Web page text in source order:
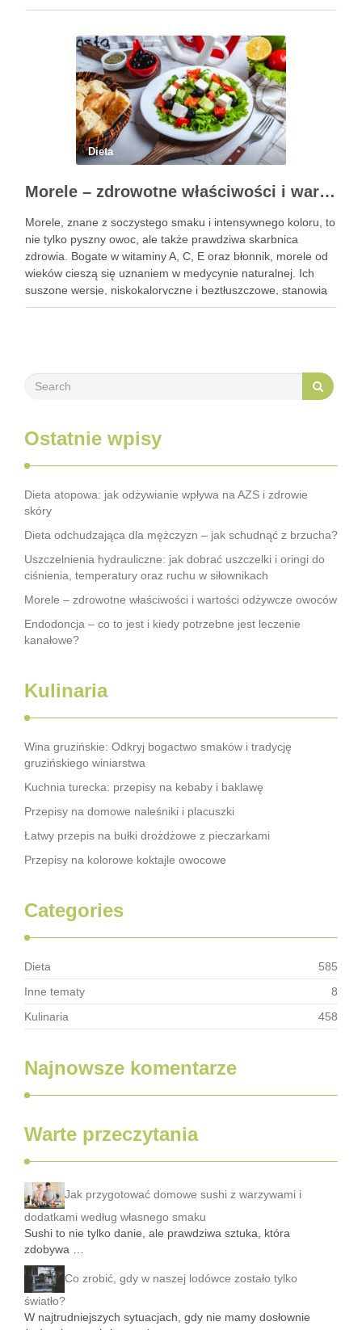
pokazują, że obwód pasa przekraczający 102 cm jest
Dieta
Morele – zdrowotne właściwości i wartości odżywcze owoców
Morele, znane z soczystego smaku i intensywnego koloru, to
nie tylko pyszny owoc, ale także prawdziwa skarbnica
zdrowia. Bogate w witaminy A, C, E oraz błonnik, morele od
wieków cieszą się uznaniem w medycynie naturalnej. Ich
suszone wersje, niskokaloryczne i beztłuszczowe, stanowią
doskonałą przekąskę, która może wspierać walkę z
Ostatnie wpisy
Dieta atopowa: jak odżywianie wpływa na AZS i zdrowie
skóry
Dieta odchudzająca dla mężczyzn – jak schudnąć z brzucha?
Uszczelnienia hydrauliczne: jak dobrać uszczelki i oringi do
ciśnienia, temperatury oraz ruchu w siłownikach
Morele – zdrowotne właściwości i wartości odżywcze owoców
Endodoncja – co to jest i kiedy potrzebne jest leczenie
kanałowe?
Kulinaria
Wina gruzińskie: Odkryj bogactwo smaków i tradycję
gruzińskiego winiarstwa
Kuchnia turecka: przepisy na kebaby i baklawę
Przepisy na domowe naleśniki i placuszki
Łatwy przepis na bułki drożdżowe z pieczarkami
Przepisy na kolorowe koktajle owocowe
Categories
Dieta
585
Inne tematy
8
Kulinaria
458
Najnowsze komentarze
Warte przeczytania
Jak przygotować domowe sushi z warzywami i
dodatkami według własnego smaku
Sushi to nie tylko danie, ale prawdziwa sztuka, która
zdobywa …
Co zrobić, gdy w naszej lodówce zostało tylko
światło?
W najtrudniejszych sytuacjach, gdy nie mamy dosłownie